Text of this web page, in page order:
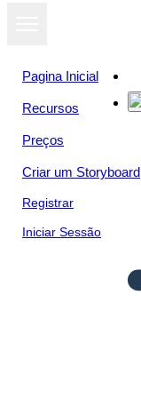
Pagina Inicial
Recursos
Preços
Criar um Storyboard
Registrar
Iniciar Sessão